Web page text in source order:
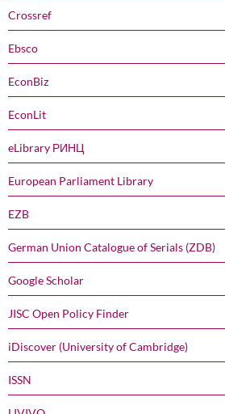
Crossref
Ebsco
EconBiz
EconLit
eLibrary РИНЦ
European Parliament Library
EZB
German Union Catalogue of Serials (ZDB)
Google Scholar
JISC Open Policy Finder
iDiscover (University of Cambridge)
ISSN